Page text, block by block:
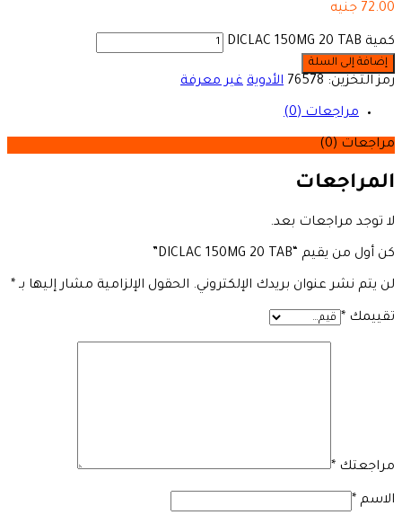
72.00 جنيه
كمية DICLAC 150MG 20 TAB
إضافة إلى السلة
رمز التخزين: 76578 الأدوية غير معرفة
مراجعات (0)
مراجعات (0)
المراجعات
لا توجد مراجعات بعد.
كن أول من يقيم “DICLAC 150MG 20 TAB”
لن يتم نشر عنوان بريدك الإلكتروني. الحقول الإلزامية مشار إليها بـ *
تقييمك *
مراجعتك *
الاسم *